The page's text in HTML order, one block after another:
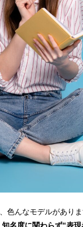
色んなモデルがあり
知名度に関わらず“表